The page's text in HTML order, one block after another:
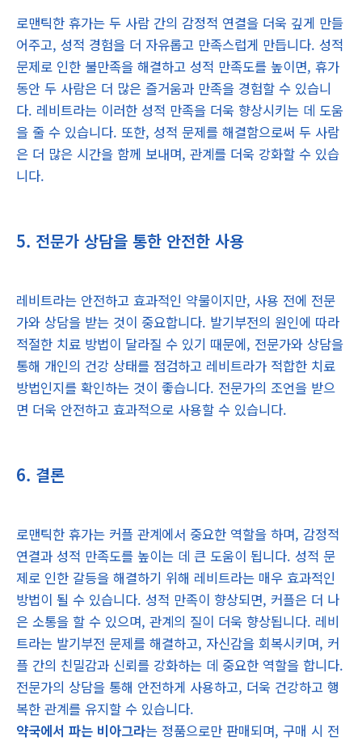
로맨틱한 휴가는 두 사람 간의 감정적 연결을 더욱 깊게 만들
어주고, 성적 경험을 더 자유롭고 만족스럽게 만듭니다. 성적
문제로 인한 불만족을 해결하고 성적 만족도를 높이면, 휴가
동안 두 사람은 더 많은 즐거움과 만족을 경험할 수 있습니
다. 레비트라는 이러한 성적 만족을 더욱 향상시키는 데 도움
을 줄 수 있습니다. 또한, 성적 문제를 해결함으로써 두 사람
은 더 많은 시간을 함께 보내며, 관계를 더욱 강화할 수 있습
니다.
5. 전문가 상담을 통한 안전한 사용
레비트라는 안전하고 효과적인 약물이지만, 사용 전에 전문
가와 상담을 받는 것이 중요합니다. 발기부전의 원인에 따라
적절한 치료 방법이 달라질 수 있기 때문에, 전문가와 상담을
통해 개인의 건강 상태를 점검하고 레비트라가 적합한 치료
방법인지를 확인하는 것이 좋습니다. 전문가의 조언을 받으
면 더욱 안전하고 효과적으로 사용할 수 있습니다.
6. 결론
로맨틱한 휴가는 커플 관계에서 중요한 역할을 하며, 감정적
연결과 성적 만족도를 높이는 데 큰 도움이 됩니다. 성적 문
제로 인한 갈등을 해결하기 위해 레비트라는 매우 효과적인
방법이 될 수 있습니다. 성적 만족이 향상되면, 커플은 더 나
은 소통을 할 수 있으며, 관계의 질이 더욱 향상됩니다. 레비
트라는 발기부전 문제를 해결하고, 자신감을 회복시키며, 커
플 간의 친밀감과 신뢰를 강화하는 데 중요한 역할을 합니다.
전문가의 상담을 통해 안전하게 사용하고, 더욱 건강하고 행
복한 관계를 유지할 수 있습니다.
약국에서 파는 비아그라는 정품으로만 판매되며, 구매 시 전